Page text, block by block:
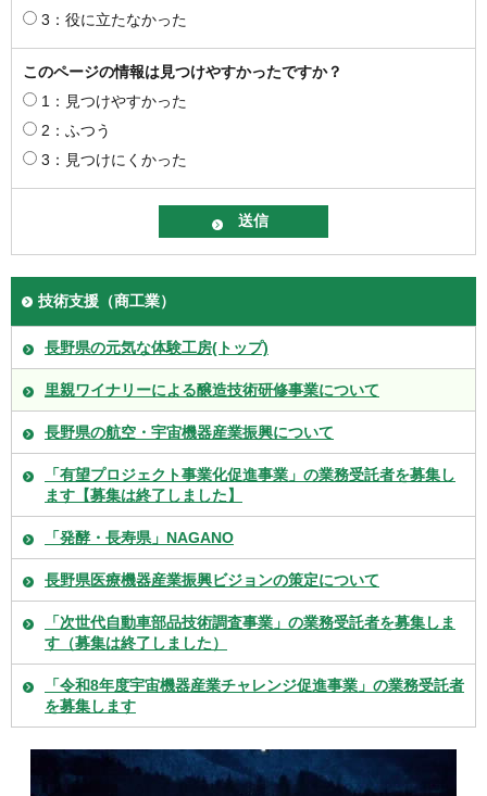
3：役に立たなかった
このページの情報は見つけやすかったですか？
1：見つけやすかった
2：ふつう
3：見つけにくかった
技術支援（商工業）
長野県の元気な体験工房(トップ)
里親ワイナリーによる醸造技術研修事業について
長野県の航空・宇宙機器産業振興について
「有望プロジェクト事業化促進事業」の業務受託者を募集し
ます【募集は終了しました】
「発酵・長寿県」NAGANO
長野県医療機器産業振興ビジョンの策定について
「次世代自動車部品技術調査事業」の業務受託者を募集しま
す（募集は終了しました）
「令和8年度宇宙機器産業チャレンジ促進事業」の業務受託者
を募集します